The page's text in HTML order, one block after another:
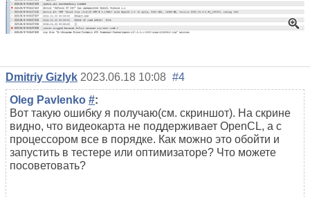
Dmitriy Gizlyk 2023.06.18 10:08 #4
Oleg Pavlenko #:
Вот такую ошибку я получаю(см. скриншот). На скрине
видно, что видеокарта не поддерживает OpenCL, а с
процессором все в порядке. Как можно это обойти и
запустить в тестере или оптимизаторе? Что можете
посоветовать?